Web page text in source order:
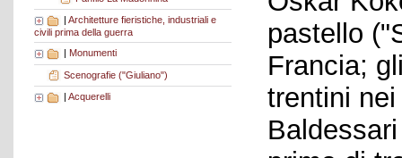
Architetture fieristiche, industriali e
civili prima della guerra
| Monumenti
Scenografie ("Giuliano")
| Acquerelli
pastello
Francia;
trentini